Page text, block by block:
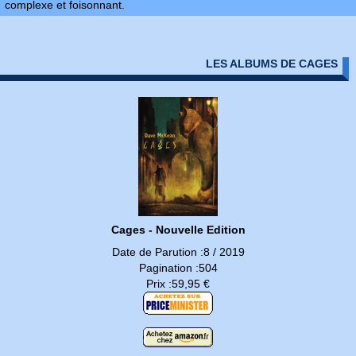
complexe et foisonnant.
LES ALBUMS DE CAGES
Cages - Nouvelle Edition
Date de Parution :8 / 2019
Pagination :504
Prix :59,95 €